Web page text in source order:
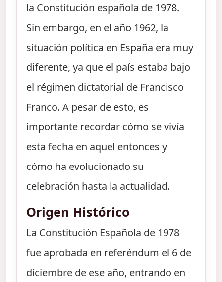
la Constitución española de 1978.
Sin embargo, en el año 1962, la
situación política en España era muy
diferente, ya que el país estaba bajo
el régimen dictatorial de Francisco
Franco. A pesar de esto, es
importante recordar cómo se vivía
esta fecha en aquel entonces y
cómo ha evolucionado su
celebración hasta la actualidad.
Origen Histórico
La Constitución Española de 1978
fue aprobada en referéndum el 6 de
diciembre de ese año, entrando en